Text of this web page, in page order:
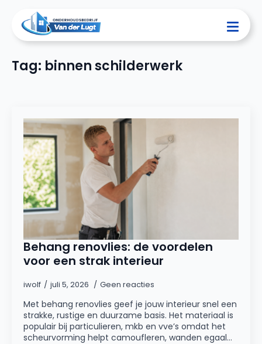
Tag: binnen schilderwerk
Behang renovlies: de voordelen
voor een strak interieur
iwolf juli 5, 2026 Geen reacties
Met behang renovlies geef je jouw interieur snel een
strakke, rustige en duurzame basis. Het materiaal is
populair bij particulieren, mkb en vve’s omdat het
scheurvorming helpt camoufleren, wanden egaal…